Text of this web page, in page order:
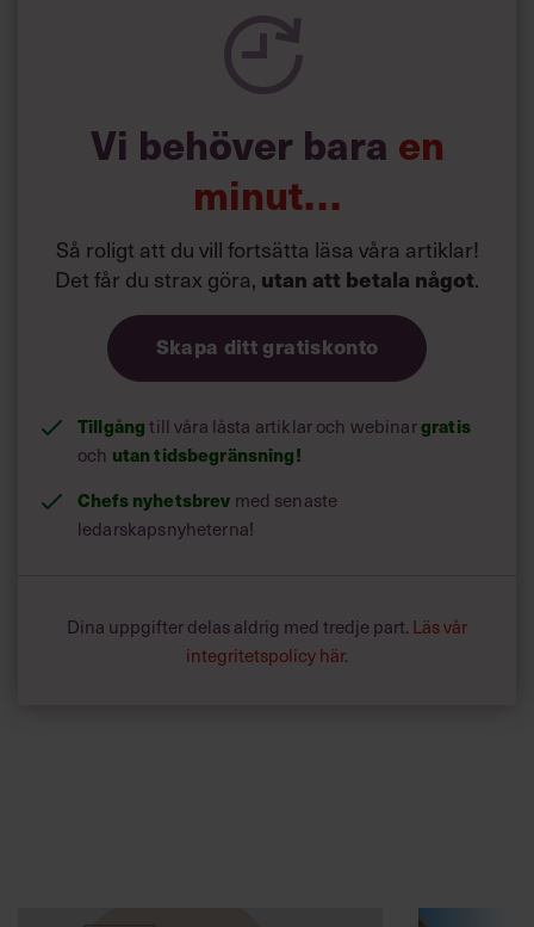
Vi behöver bara en
minut…
Så roligt att du vill fortsätta läsa våra artiklar!
Det får du strax göra, utan att betala något.
Skapa ditt gratiskonto
Tillgångtill våra låsta artiklar och webinargratis
och utan tidsbegränsning!
Chefs nyhetsbrev med senaste
ledarskapsnyheterna!
Dina uppgifter delas aldrig med tredje part. Läs vår
integritetspolicy här.